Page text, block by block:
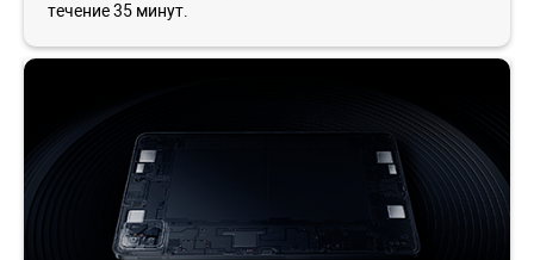
течение 35 минут.